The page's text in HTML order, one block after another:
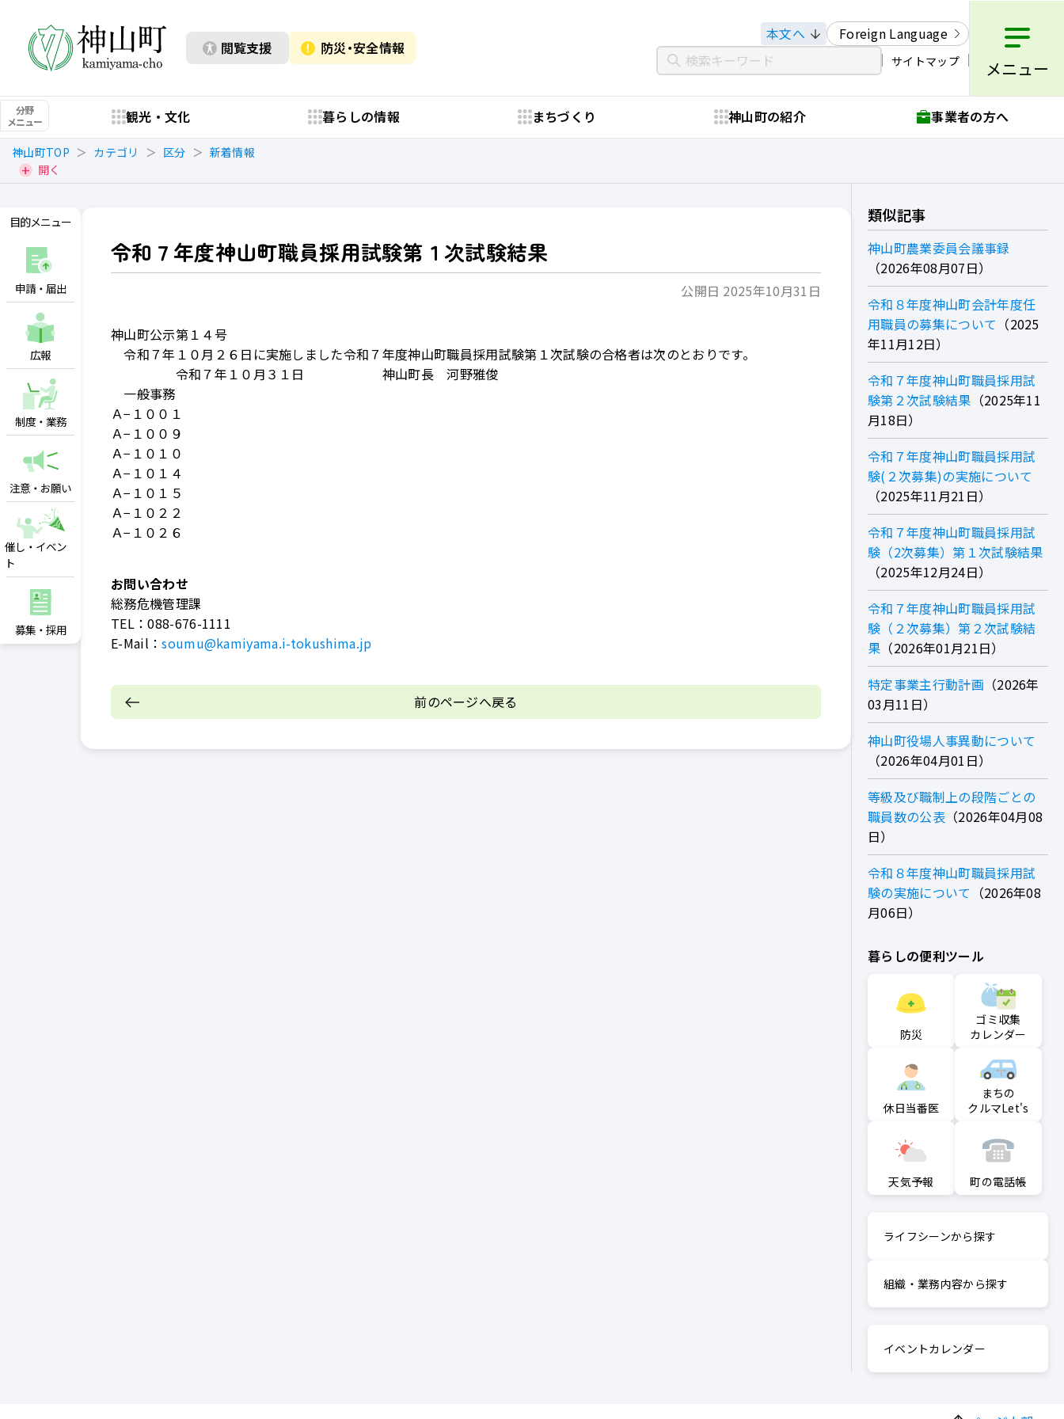
閲覧支援 防災・安全情報
本文へ Foreign Language
サイトマップ メニュー
分野
メニュー
観光・文化 暮らしの情報 まちづくり 神山町の紹介 事業者の方へ
神山町TOP カテゴリ 区分
新着情報
開く
目的メニュー
申請・届出
広報
制度・業務
注意・お願い
催し・イベン
ト
募集・採用
令和７年度神山町職員採用試験第１次試験結果
公開日 2025年10月31日
神山町公示第１４号
令和７年１０月２６日に実施しました令和７年度神山町職員採用試験第１次試験の合格者は次のとおりです。
令和７年１０月３１日 神山町長 河野雅俊
一般事務
Ａ−１００１
Ａ−１００９
Ａ−１０１０
Ａ−１０１４
Ａ−１０１５
Ａ−１０２２
Ａ−１０２６
お問い合わせ
総務危機管理課
TEL：088-676-1111
E-Mail：soumu@kamiyama.i-tokushima.jp
前のページへ戻る
類似記事
神山町農業委員会議事録
2026年08月07日
令和８年度神山町会計年度任
用職員の募集について
2025
年11月12日
令和７年度神山町職員採用試
験第２次試験結果
2025年11
月18日
令和７年度神山町職員採用試
験(２次募集)の実施について
2025年11月21日
令和７年度神山町職員採用試
験（2次募集）第１次試験結果
2025年12月24日
令和７年度神山町職員採用試
験（２次募集）第２次試験結
果
2026年01月21日
特定事業主行動計画
2026年
03月11日
神山町役場人事異動について
2026年04月01日
等級及び職制上の段階ごとの
職員数の公表
2026年04月08
日
令和８年度神山町職員採用試
験の実施について
2026年08
月06日
暮らしの便利ツール
防災
ゴミ収集
カレンダー
休日当番医
まちの
クルマLet's
天気予報 町の電話帳
ライフシーンから探す
組織・業務内容から探す
イベントカレンダー